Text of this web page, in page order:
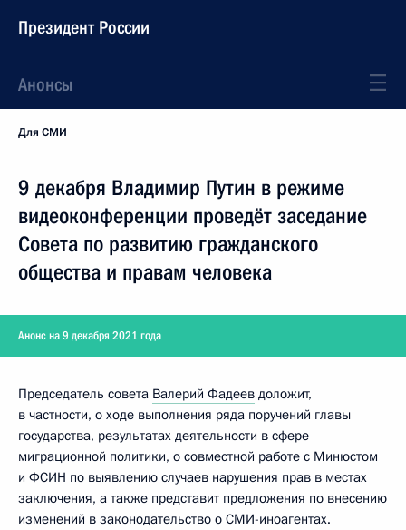
Президент России
Анонсы
Для СМИ
9 декабря Владимир Путин в режиме
видеоконференции проведёт заседание
Совета по развитию гражданского
общества и правам человека
Анонс на 9 декабря 2021 года
Председатель совета Валерий Фадеев доложит,
в частности, о ходе выполнения ряда поручений главы
государства, результатах деятельности в сфере
миграционной политики, о совместной работе с Минюстом
и ФСИН по выявлению случаев нарушения прав в местах
заключения, а также представит предложения по внесению
изменений в законодательство о СМИ-иноагентах.